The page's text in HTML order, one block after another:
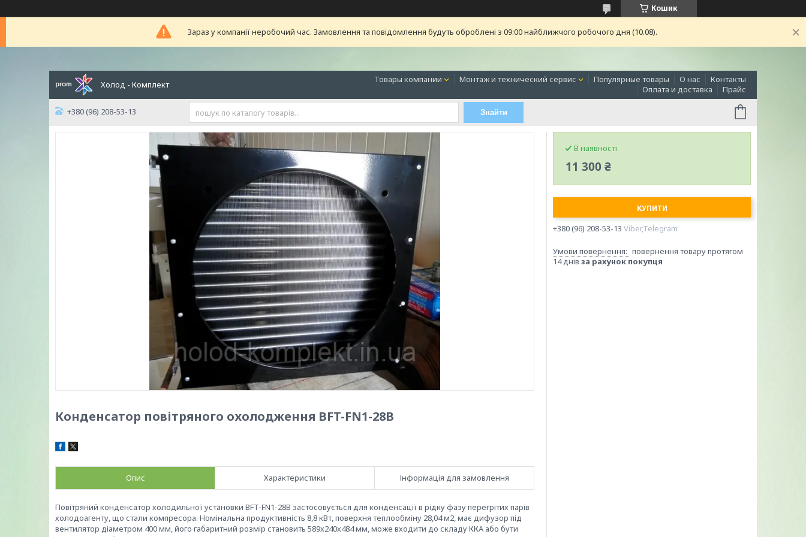
Кошик
Зараз у компанії неробочий час. Замовлення та повідомлення будуть оброблені з 09:00 найближчого робочого дня (10.08).
Холод - Комплект Товары компании Монтаж и технический сервис Популярные товары О нас
Контакты
Оплата и доставка
Прайс
+380 (96) 208-53-13 Знайти
Конденсатор повітряного охолодження BFT-FN1-28В
Опис Характеристики Інформація для замовлення
Повітряний конденсатор холодильної установки BFT-FN1-28В застосовується для конденсації в рідку фазу перегрітих парів
холодоагенту, що стали компресора. Номінальна продуктивність 8,8 кВт, поверхня теплообміну 28,04 м2, має дифузор під
вентилятор діаметром 400 мм, його габаритний розмір становить 589х240х484 мм, може входити до складу ККА або бути
В наявності
11 300 ₴
КУПИТИ
+380 (96) 208-53-13 Viber,Telegram
повернення товару протягом
14 днів за рахунок покупця